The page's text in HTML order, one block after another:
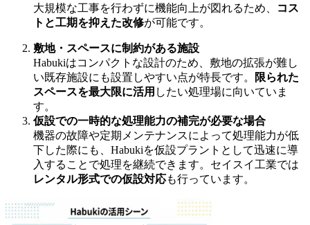
大規模な工事を行わずに機能向上が図れるため、
コス
トと工期を抑えた改修が可能です。
敷地・スペースに制約がある施設
Habukiはコンパクトな設計のため、敷地の拡張が難し
い既存施設にも設置しやすい点が特長です。
限られた
スペースを最大限に活用 したい処理場に向いていま
す。
仮設での一時的な処理能力の補完が必要な場合
機器の故障や定期メンテナンスによって処理能力が低
下した際にも、Habukiを仮設プラントとして迅速に導
入することで処理を継続できます。セイスイ工業では
レンタル形式での仮設対応も行っています。